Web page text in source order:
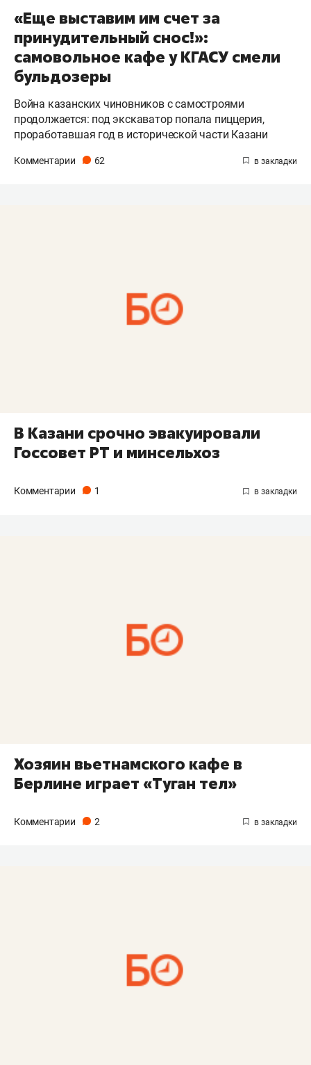
«Еще выставим им счет за
принудительный снос!»:
самовольное кафе у КГАСУ смели
бульдозеры
Война казанских чиновников с самостроями
продолжается: под экскаватор попала пиццерия,
проработавшая год в исторической части Казани
Комментарии 62
В Казани срочно эвакуировали
Госсовет РТ и минсельхоз
Комментарии 1
Хозяин вьетнамского кафе в
Берлине играет «Туган тел»
Комментарии 2